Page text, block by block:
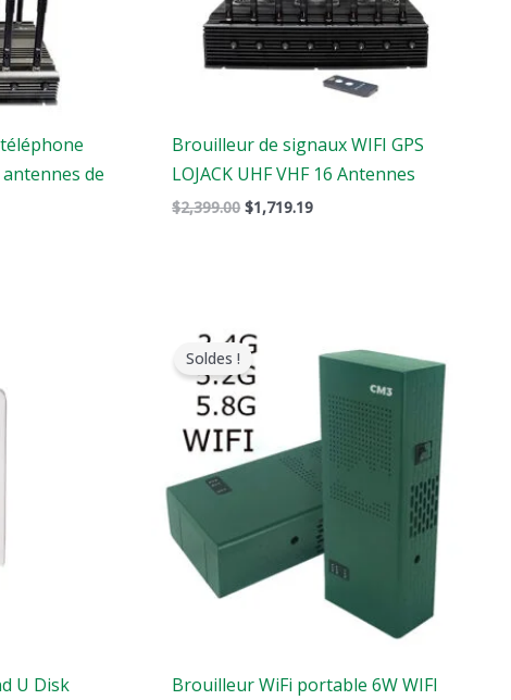
antennes de
Brouilleur de signaux WIFI GPS
LOJACK UHF VHF 16 Antennes
$2,399.00 $1,719.19
U Disk
Soldes !
Brouilleur WiFi portable 6W WIFI
prix
original
était
:
$369.99.
actuel
$169.99.